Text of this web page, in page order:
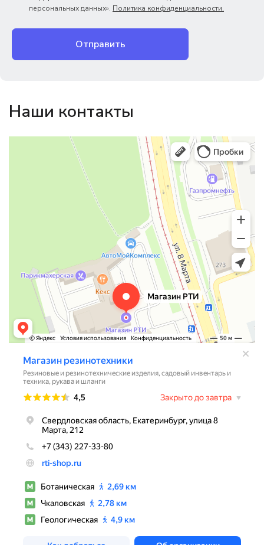
персональных данных». Политика конфиденциальности.
Отправить
Наши контакты
Магазин резинотехники
Резиновые и резинотехнические изделия в Екатеринбурге
Садовый инвентарь и техника в Екатеринбурге